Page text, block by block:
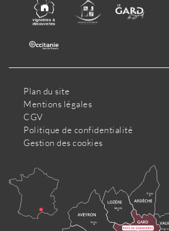
Plan du site
Mentions légales
CGV
Politique de confidentialité
Gestion des cookies